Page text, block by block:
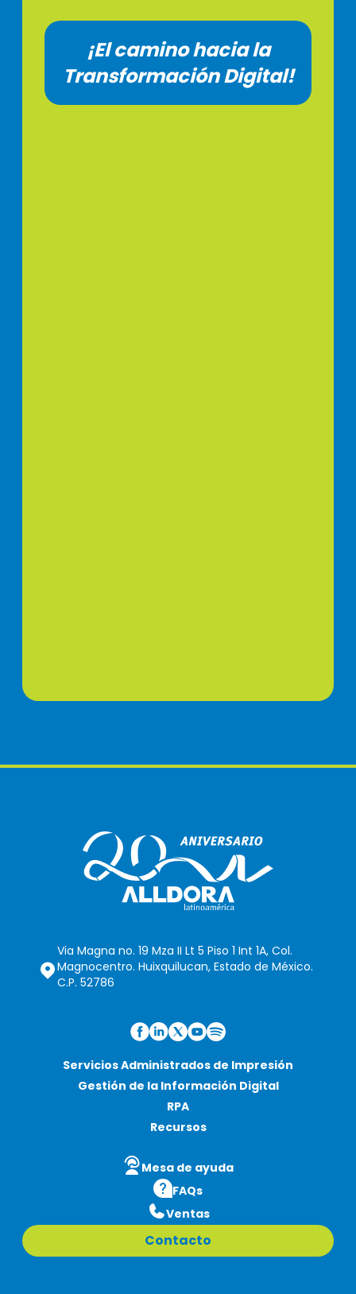
¡El camino hacia la
Transformación Digital!
Via Magna no. 19 Mza II Lt 5 Piso 1 Int 1A, Col.
Magnocentro. Huixquilucan, Estado de México.
C.P. 52786
Servicios Administrados de Impresión
Gestión de la Información Digital
RPA
Recursos
Mesa de ayuda
FAQs
Ventas
Contacto